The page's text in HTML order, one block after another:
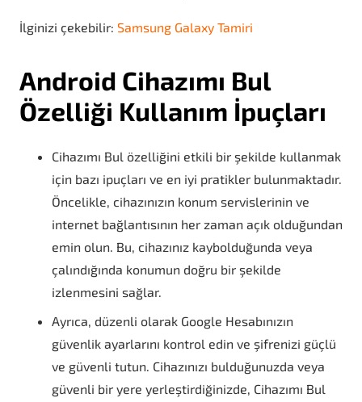
İlginizi çekebilir: Samsung Galaxy Tamiri
Android Cihazımı Bul
Özelliği Kullanım İpuçları
Cihazımı Bul özelliğini etkili bir şekilde kullanmak
için bazı ipuçları ve en iyi pratikler bulunmaktadır.
Öncelikle, cihazınızın konum servislerinin ve
internet bağlantısının her zaman açık olduğundan
emin olun. Bu, cihazınız kaybolduğunda veya
çalındığında konumun doğru bir şekilde
izlenmesini sağlar.
Ayrıca, düzenli olarak Google Hesabınızın
güvenlik ayarlarını kontrol edin ve şifrenizi güçlü
ve güvenli tutun. Cihazınızı bulduğunuzda veya
güvenli bir yere yerleştirdiğinizde, Cihazımı Bul